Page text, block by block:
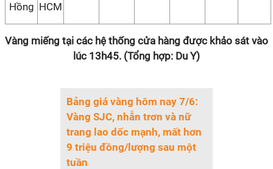
Hồng HCM
Vàng miếng tại các hệ thống cửa hàng được khảo sát vào
lúc 13h45. (Tổng hợp: Du Y)
Bảng giá vàng hôm nay 7/6:
Vàng SJC, nhẫn trơn và nữ
trang lao dốc mạnh, mất hơn
9 triệu đồng/lượng sau một
tuần